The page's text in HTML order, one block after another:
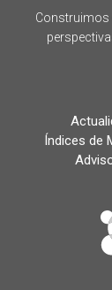
Construimos
Índices de